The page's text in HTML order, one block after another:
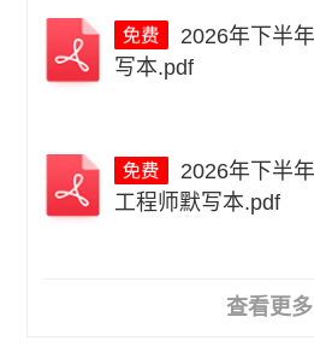
写本.pdf
工程师默写本.pdf
查看更多